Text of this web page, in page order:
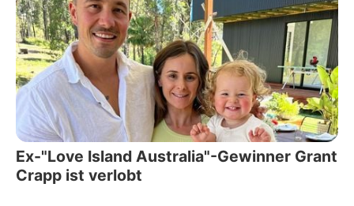
Ex-"Love Island Australia"-Gewinner Grant
Crapp ist verlobt